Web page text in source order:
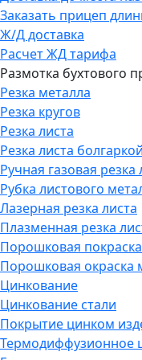
Заказать прицеп
Ж/Д доставка
Расчет ЖД тарифа
Размотка бухтового
Резка металла
Резка кругов
Резка листа
Резка листа болгаркой
Ручная газовая резка
Рубка листового
Лазерная резка листа
Плазменная резка
Порошковая покраска
Порошковая окраска
Цинкование
Цинкование стали
Покрытие цинком
Термодиффузионное